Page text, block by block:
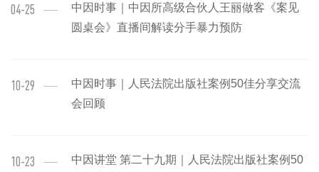
04-25
中因时事｜中因所高级合伙人王丽做客《案见
圆桌会》直播间解读分手暴力预防
10-29
中因时事｜人民法院出版社案例50佳分享交流
会回顾
10-23
中因讲堂 第二十九期｜人民法院出版社案例50